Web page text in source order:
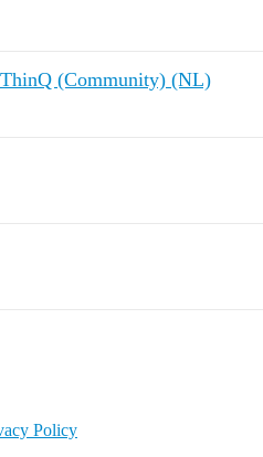
(Community) (NL)
Policy